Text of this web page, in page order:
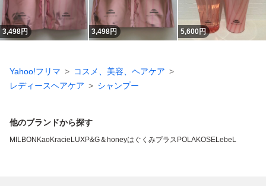
3,498円 3,498円 5,600円
Yahoo!フリマ
コスメ、美容、ヘアケア
レディースヘアケア
シャンプー
他のブランドから探す
MILBON KaoKracie LUXP&G＆honeyはぐくみプラス POLAKOSELebeL